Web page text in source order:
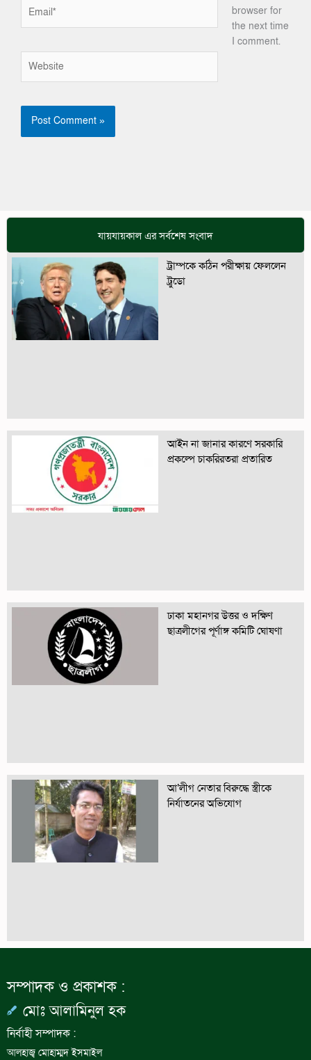
browser for
the next time
I comment.
যায়যায়কাল এর সর্বশেষ সংবাদ
ট্রাম্পকে কঠিন পরীক্ষায় ফেললেন
ট্রুডো
আইন না জানার কারণে সরকারি
প্রকল্পে চাকরিরতরা প্রতারিত
ঢাকা মহানগর উত্তর ও দক্ষিণ
ছাত্রলীগের পূর্ণাঙ্গ কমিটি ঘোষণা
আ’লীগ নেতার বিরুদ্ধে স্ত্রীকে
নির্যাতনের অভিযোগ
সম্পাদক ও প্রকাশক :
মোঃ আলামিনুল হক
নির্বাহী সম্পাদক :
আলহাজ্ব মোহাম্মদ ইসমাইল